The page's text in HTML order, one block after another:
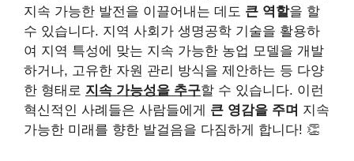
지속 가능한 발전을 이끌어내는 데도 큰 역할을 할
수 있습니다. 지역 사회가 생명공학 기술을 활용하
여 지역 특성에 맞는 지속 가능한 농업 모델을 개발
하거나, 고유한 자원 관리 방식을 제안하는 등 다양
한 형태로 지속 가능성을 추구할 수 있습니다. 이런
혁신적인 사례들은 사람들에게 큰 영감을 주며 지속
가능한 미래를 향한 발걸음을 다짐하게 합니다! 👏